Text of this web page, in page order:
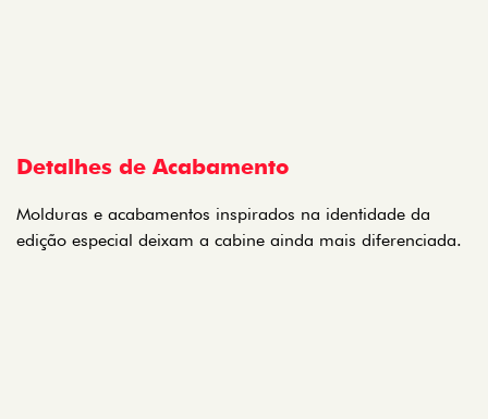
Detalhes de Acabamento
Molduras e acabamentos inspirados na identidade da
edição especial deixam a cabine ainda mais diferenciada.